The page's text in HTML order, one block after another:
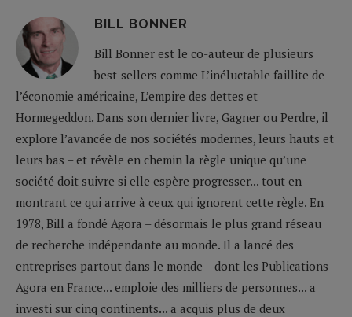
BILL BONNER
Bill Bonner est le co-auteur de plusieurs
best-sellers comme L’inéluctable faillite de
l’économie américaine, L’empire des dettes et
Hormegeddon. Dans son dernier livre, Gagner ou Perdre, il
explore l’avancée de nos sociétés modernes, leurs hauts et
leurs bas – et révèle en chemin la règle unique qu’une
société doit suivre si elle espère progresser... tout en
montrant ce qui arrive à ceux qui ignorent cette règle. En
1978, Bill a fondé Agora – désormais le plus grand réseau
de recherche indépendante au monde. Il a lancé des
entreprises partout dans le monde – dont les Publications
Agora en France... emploie des milliers de personnes... a
investi sur cinq continents... a acquis plus de deux